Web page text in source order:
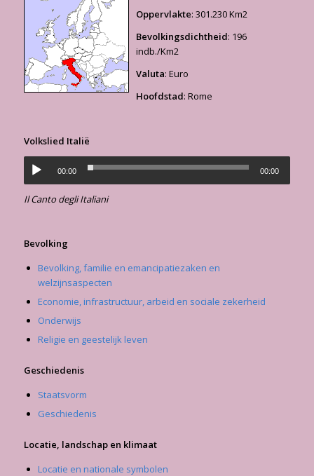
Oppervlakte: 301.230 Km2
Bevolkingsdichtheid: 196
indb./Km2
Valuta: Euro
Hoofdstad: Rome
Volkslied Italië
00:00 00:00
Il Canto degli Italiani
Bevolking
Bevolking, familie en emancipatiezaken en
welzijnsaspecten
Economie, infrastructuur, arbeid en sociale zekerheid
Onderwijs
Religie en geestelijk leven
Geschiedenis
Staatsvorm
Geschiedenis
Locatie, landschap en klimaat
Locatie en nationale symbolen